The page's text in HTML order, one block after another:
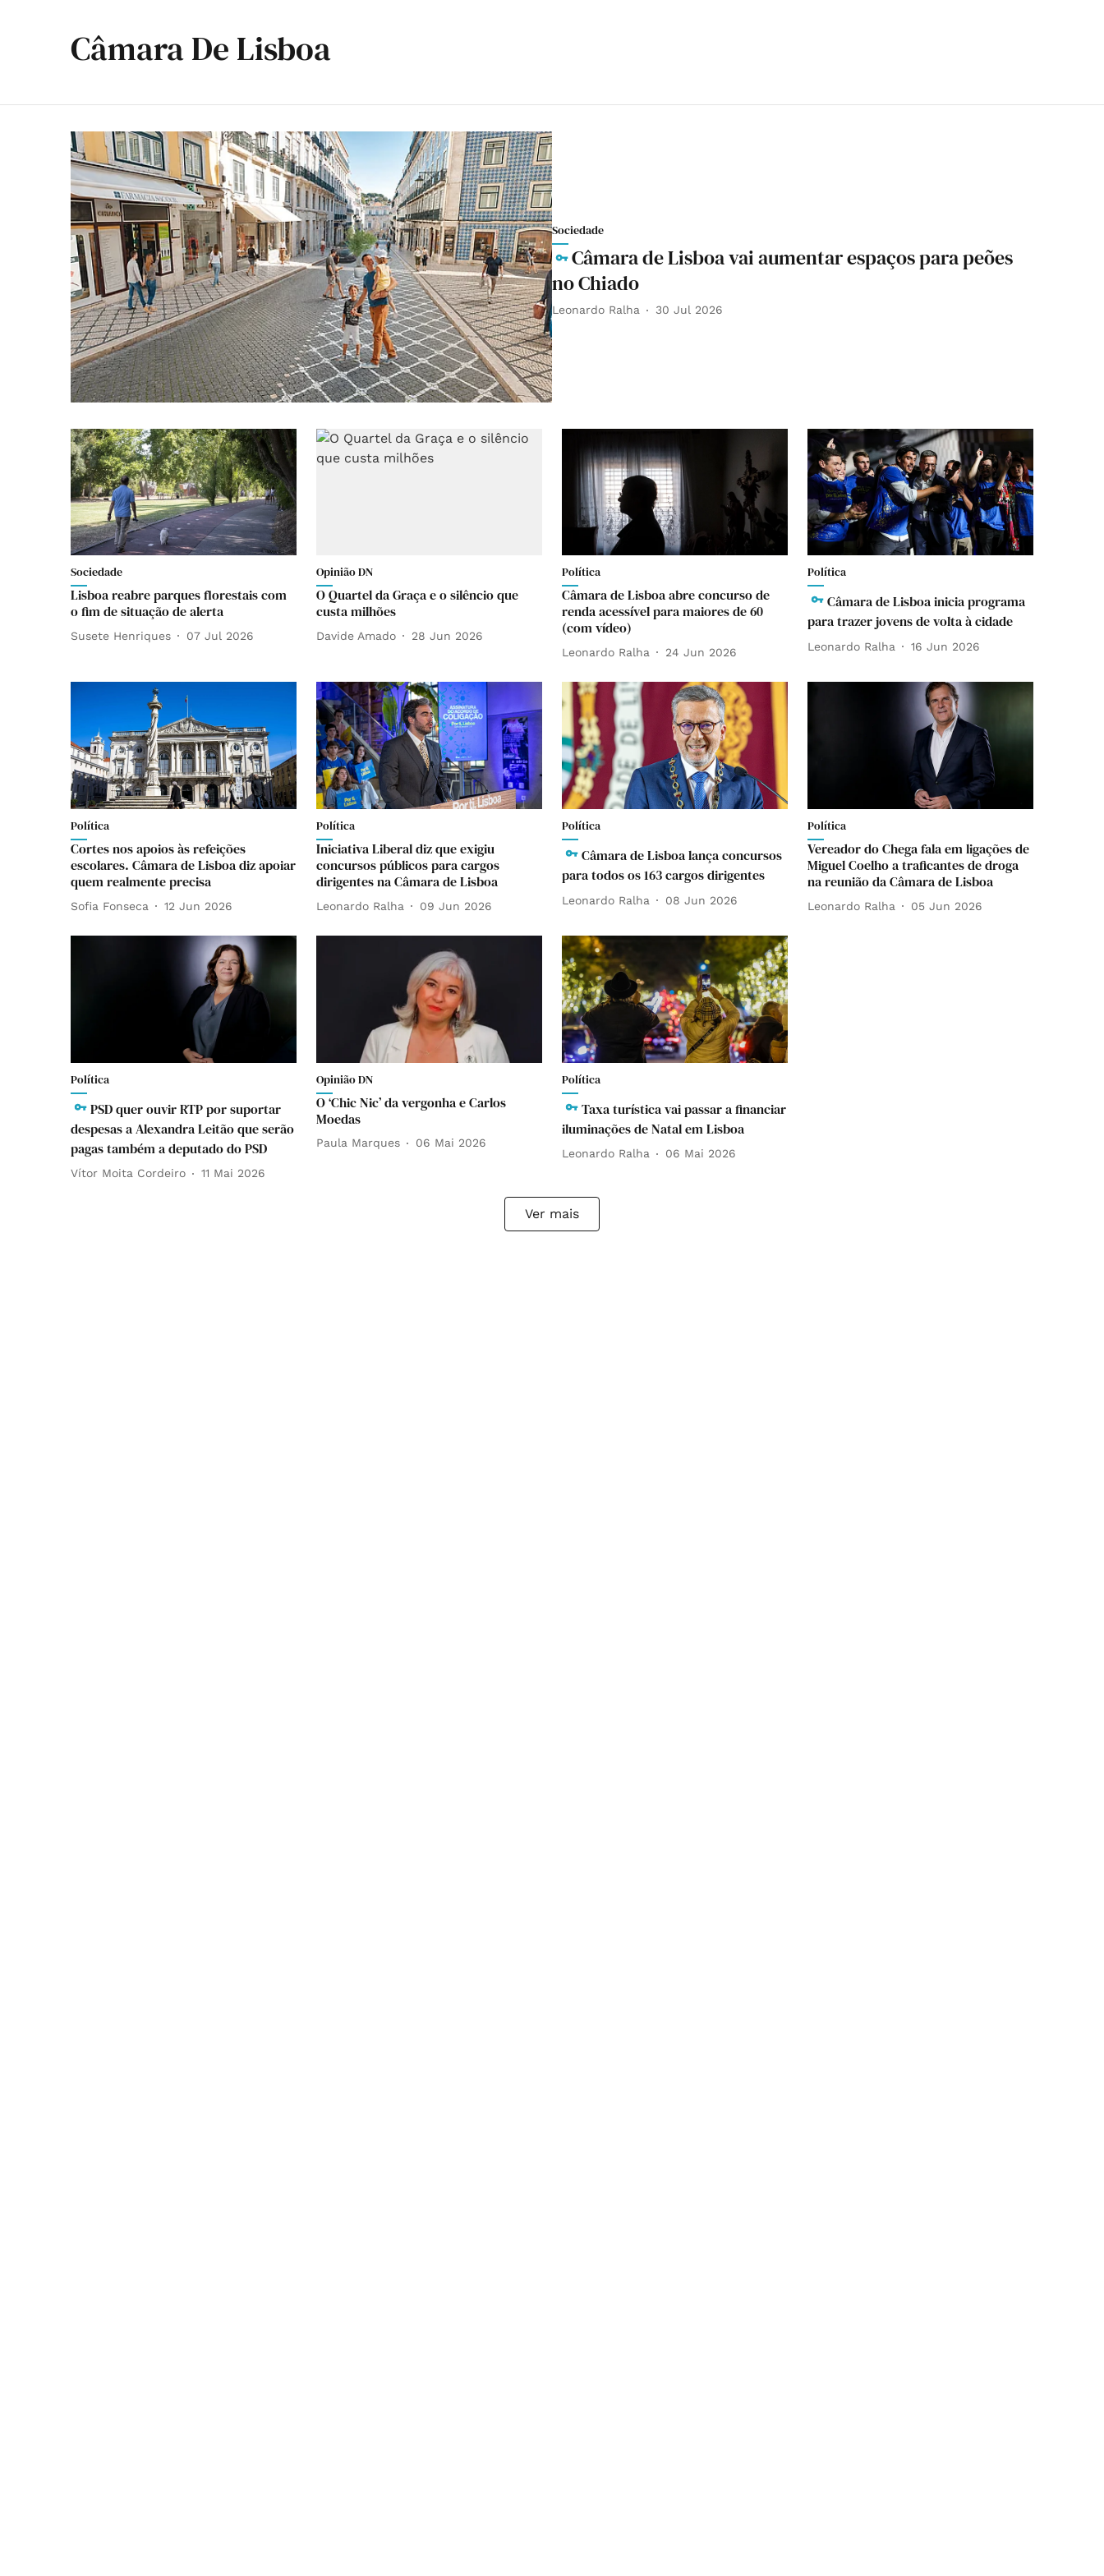
Câmara De Lisboa
Sociedade
Câmara de Lisboa vai aumentar espaços para peões
no Chiado
Leonardo Ralha 30 Jul 2026
Sociedade
Lisboa reabre parques florestais com
o fim de situação de alerta
Susete Henriques 07 Jul 2026
Opinião DN
O Quartel da Graça e o silêncio que
custa milhões
Davide Amado 28 Jun 2026
Política
Câmara de Lisboa abre concurso de
renda acessível para maiores de 60
(com vídeo)
Leonardo Ralha 24 Jun 2026
Política
Câmara de Lisboa inicia programa
para trazer jovens de volta à cidade
Leonardo Ralha 16 Jun 2026
Política
Cortes nos apoios às refeições
escolares. Câmara de Lisboa diz apoiar
quem realmente precisa
Sofia Fonseca 12 Jun 2026
Política
Iniciativa Liberal diz que exigiu
concursos públicos para cargos
dirigentes na Câmara de Lisboa
Leonardo Ralha 09 Jun 2026
Política
Câmara de Lisboa lança concursos
para todos os 163 cargos dirigentes
Leonardo Ralha 08 Jun 2026
Política
Vereador do Chega fala em ligações de
Miguel Coelho a traficantes de droga
na reunião da Câmara de Lisboa
Leonardo Ralha 05 Jun 2026
Política
PSD quer ouvir RTP por suportar
despesas a Alexandra Leitão que serão
pagas também a deputado do PSD
Vítor Moita Cordeiro 11 Mai 2026
Opinião DN
O ‘Chic Nic’ da vergonha e Carlos
Moedas
Paula Marques 06 Mai 2026
Política
Taxa turística vai passar a financiar
iluminações de Natal em Lisboa
Leonardo Ralha 06 Mai 2026
Ver mais